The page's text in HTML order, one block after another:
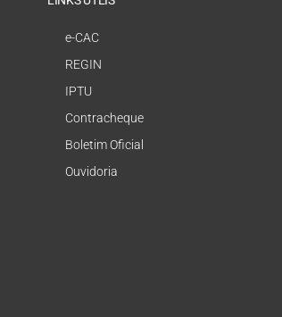
e-CAC
REGIN
IPTU
Contracheque
Boletim Oficial
Ouvidoria